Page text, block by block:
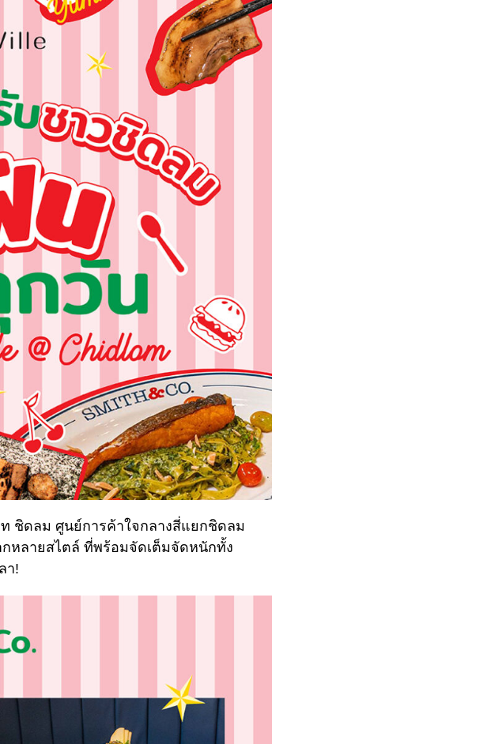
ชิดลม ศูนย์การค้าใจกลางสี่แยกชิดลม
หลายสไตล์ ที่พร้อมจัดเต็มจัดหนักทั้ง
า!